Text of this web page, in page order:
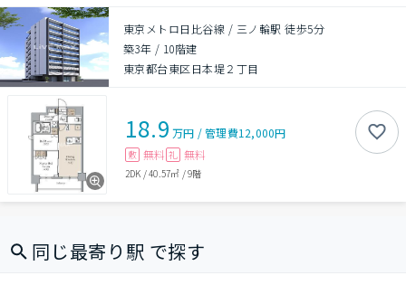
東京メトロ日比谷線 / 三ノ輪駅 徒歩5分
築3年 / 10階建
東京都台東区日本堤２丁目
18.9 万円 /管理費12,000円
敷 無料 礼 無料
2DK /40.57㎡ /9階
同じ最寄り駅 で探す